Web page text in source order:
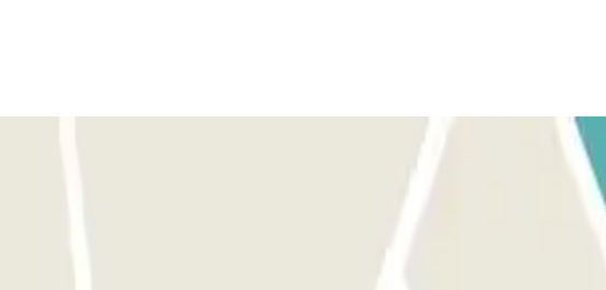
personnel. POUR SORTIR : Présentez votre réservation Parclick au personnel
Parclick. TEMPS SUPPLÉMENTAIRE : Payez les heures de